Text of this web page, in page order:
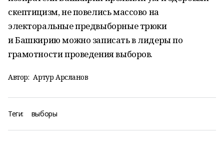
скептицизм, не повелись массово на
электоральные предвыборные трюки
иБашкирию можно записать в лидеры по
грамотности проведения выборов.
Автор: Артур Арсланов
Теги: выборы